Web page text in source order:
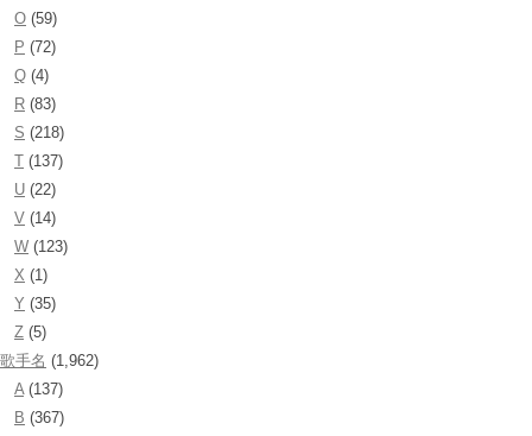
O (59)
P (72)
Q (4)
R (83)
S (218)
T (137)
U (22)
V (14)
W (123)
X (1)
Y (35)
Z (5)
歌手名 (1,962)
A(137)
B (367)